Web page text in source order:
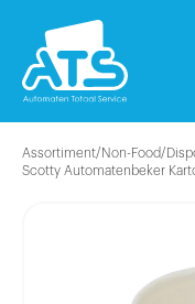
Assortiment/Non-Food/
Scotty Automatenbeker